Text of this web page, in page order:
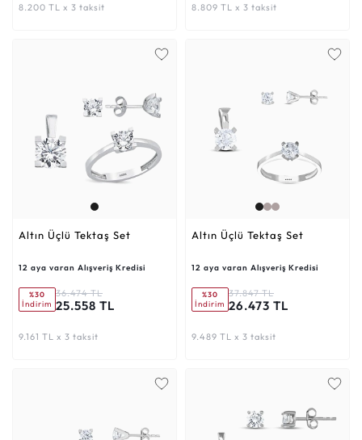
8.200 TL x 3 taksit 8.809 TL x 3 taksit
Altın Üçlü Tektaş Set
12 aya varan Alışveriş Kredisi
%30
İndirim
36.474 TL
25.558 TL
9.161 TL x 3 taksit
Altın Üçlü Tektaş Set
12 aya varan Alışveriş Kredisi
%30
İndirim
37.847 TL
26.473 TL
9.489 TL x 3 taksit